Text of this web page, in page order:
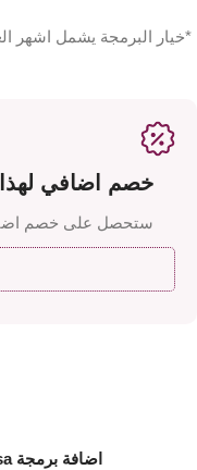
خصم اضافي لهذا
ستحصل على خصم اضافي قدره 5% عن
اضافة برمجة RG.sa مع ذاكرة ١٢٨ قيقا بايت